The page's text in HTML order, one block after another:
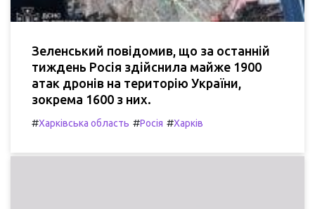
Зеленський повідомив, що за останній
тиждень Росія здійснила майже 1900
атак дронів на територію України,
зокрема 1600 з них.
#Харківська область #Росія #Харків